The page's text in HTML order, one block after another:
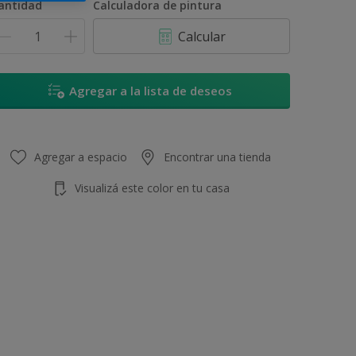
Calculadora de pintura
Calcular
Agregar a la lista de deseos
Agregar a espacio Encontrar una tienda
Visualizá este color en tu casa